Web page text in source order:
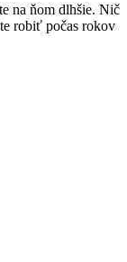
na ňom dlhšie. Nič
robiť počas rokov